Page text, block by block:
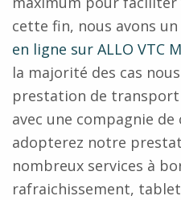
cette fin, nous avons
en ligne sur ALLO VTC
la majorité des cas
prestation de
avec une compagnie de
adopterez notre
nombreux services à
rafraichissement,